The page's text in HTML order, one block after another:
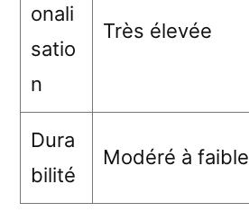
onali
satio
n
Très élevée
Dura
bilité
Modéré à faible